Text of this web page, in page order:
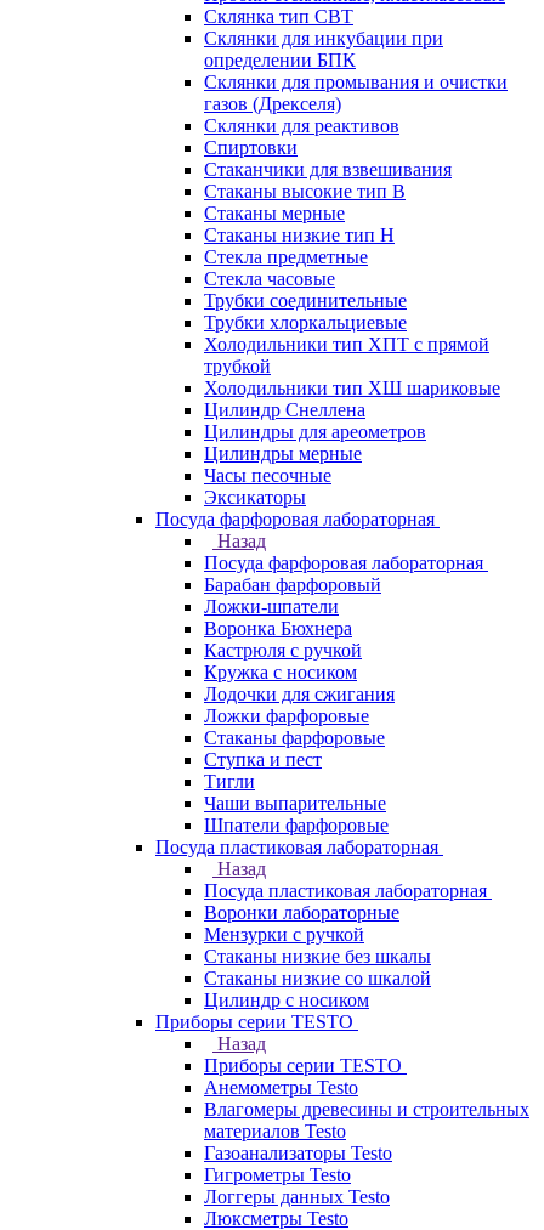
Склянка тип СВТ
Склянки для инкубации при
определении БПК
Склянки для промывания и очистки
газов (Дрекселя)
Склянки для реактивов
Спиртовки
Стаканчики для взвешивания
Стаканы высокие тип В
Стаканы мерные
Стаканы низкие тип Н
Стекла предметные
Стекла часовые
Трубки соединительные
Трубки хлоркальциевые
Холодильники тип ХПТ с прямой
трубкой
Холодильники тип ХШ шариковые
Цилиндр Снеллена
Цилиндры для ареометров
Цилиндры мерные
Часы песочные
Эксикаторы
Посуда фарфоровая лабораторная
Назад
Посуда фарфоровая лабораторная
Барабан фарфоровый
Ложки-шпатели
Воронка Бюхнера
Кастрюля с ручкой
Кружка с носиком
Лодочки для сжигания
Ложки фарфоровые
Стаканы фарфоровые
Ступка и пест
Тигли
Чаши выпарительные
Шпатели фарфоровые
Посуда пластиковая лабораторная
Назад
Посуда пластиковая лабораторная
Воронки лабораторные
Мензурки с ручкой
Стаканы низкие без шкалы
Стаканы низкие со шкалой
Цилиндр с носиком
Приборы серии TESTO
Назад
Приборы серии TESTO
Анемометры Testo
Влагомеры древесины и строительных
материалов Testo
Газоанализаторы Testo
Гигрометры Testo
Логгеры данных Testo
Люксметры Testo